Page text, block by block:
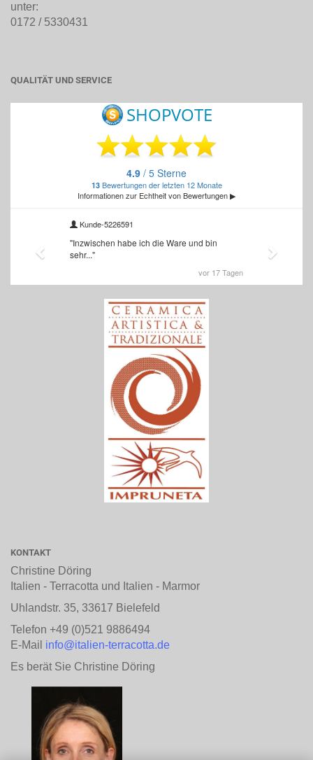
unter:
0172 / 5330431
QUALITÄT UND SERVICE
KONTAKT
Christine Döring
Italien - Terracotta und Italien - Marmor
Uhlandstr. 35, 33617 Bielefeld
Telefon +49 (0)521 9886494
E-Mail info@italien-terracotta.de
Es berät Sie Christine Döring